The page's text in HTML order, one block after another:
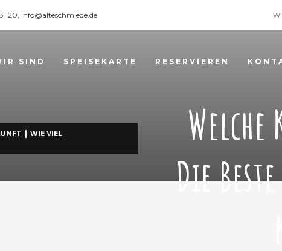
120, info@alteschmiede.de
SIND SPEISEKARTE RESERVIEREN
| WIE VIEL
Die